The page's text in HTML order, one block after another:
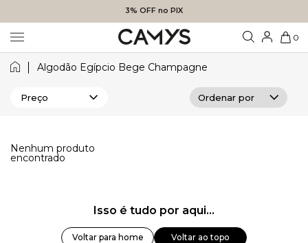
3% OFF no PIX
0
Algodão Egípcio Bege Champagne
Preço
Nenhum produto
encontrado
Isso é tudo por aqui...
Voltar para home Voltar ao topo